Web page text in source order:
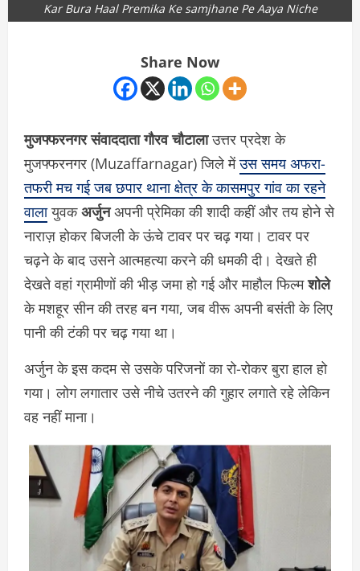
Kar Bura Haal Premika Ke samjhane Pe Aaya Niche
Share Now
मुजफ्फरनगर संवाददाता गौरव चौटालाउत्तर प्रदेश के
मुजफ्फरनगर (Muzaffarnagar) जिले मेंउस समय अफरा-
तफरी मच गई जब छपार थाना क्षेत्र के कासमपुर गांव का रहने
वालायुवकअर्जुनअपनी प्रेमिका की शादी कहीं और तय होने से
नाराज़ होकर बिजली के ऊंचे टावर पर चढ़ गया। टावर पर
चढ़ने के बाद उसने आत्महत्या करने की धमकी दी। देखते ही
देखते वहां ग्रामीणों की भीड़ जमा हो गई और माहौल फिल्मशोले
के मशहूर सीन की तरह बन गया, जब वीरू अपनी बसंती के लिए
पानी की टंकी पर चढ़ गया था।
अर्जुन के इस कदम से उसके परिजनों का रो-रोकर बुरा हाल हो
गया। लोग लगातार उसे नीचे उतरने की गुहार लगाते रहे लेकिन
वह नहीं माना।